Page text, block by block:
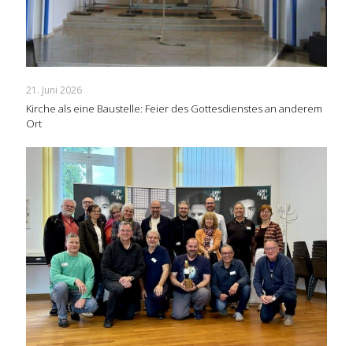
21. Juni 2026
Kirche als eine Baustelle: Feier des Gottesdienstes an anderem
Ort